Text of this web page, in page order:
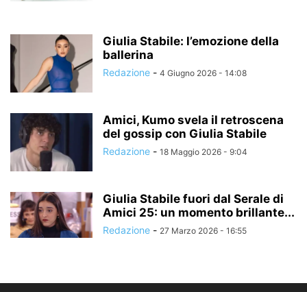
Giulia Stabile: l’emozione della
ballerina
Redazione - 4 Giugno 2026 - 14:08
Amici, Kumo svela il retroscena
del gossip con Giulia Stabile
Redazione - 18 Maggio 2026 - 9:04
Giulia Stabile fuori dal Serale di
Amici 25: un momento brillante...
Redazione - 27 Marzo 2026 - 16:55